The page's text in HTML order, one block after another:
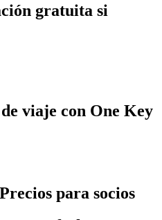
gratuita si
viaje con One Key
para socios